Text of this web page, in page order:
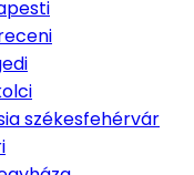
székesfehérvár